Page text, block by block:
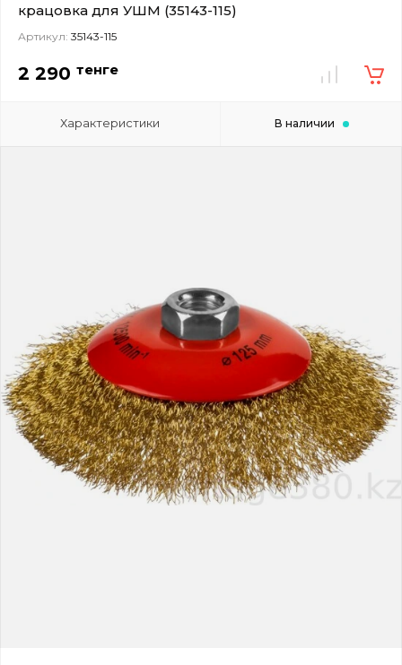
крацовка для УШМ (35143-115)
Артикул: 35143-115
2 290 тенге
Характеристики В наличии